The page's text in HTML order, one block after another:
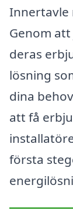
Innertavle
Genom
deras
lösning
dina
att få
första